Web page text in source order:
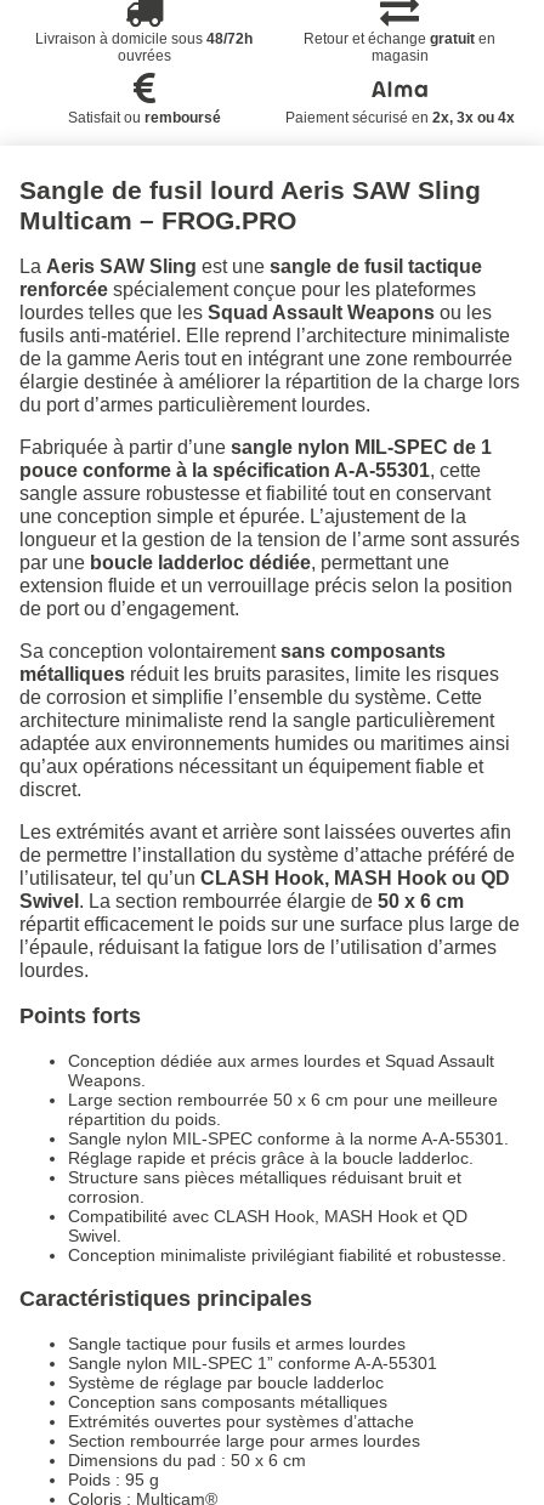
Livraison à domicile sous48/72h
ouvrées
Retour et échangegratuit en
magasin
Satisfait ou remboursé Paiement sécurisé en 2x, 3x ou 4x
Sangle de fusil lourd Aeris SAW Sling
Multicam – FROG.PRO
La Aeris SAW Sling est une sangle de fusil tactique
renforcée spécialement conçue pour les plateformes
lourdes telles que les Squad Assault Weapons ou les
fusils anti-matériel. Elle reprend l’architecture minimaliste
de la gamme Aeris tout en intégrant une zone rembourrée
élargie destinée à améliorer la répartition de la charge lors
du port d’armes particulièrement lourdes.
Fabriquée à partir d’une sangle nylon MIL-SPEC de 1
pouce conforme à la spécification A-A-55301, cette
sangle assure robustesse et fiabilité tout en conservant
une conception simple et épurée. L’ajustement de la
longueur et la gestion de la tension de l’arme sont assurés
par une boucle ladderloc dédiée, permettant une
extension fluide et un verrouillage précis selon la position
de port ou d’engagement.
Sa conception volontairementsans composants
métalliques réduit les bruits parasites, limite les risques
de corrosion et simplifie l’ensemble du système. Cette
architecture minimaliste rend la sangle particulièrement
adaptée aux environnements humides ou maritimes ainsi
qu’aux opérations nécessitant un équipement fiable et
discret.
Les extrémités avant et arrière sont laissées ouvertes afin
de permettre l’installation du système d’attache préféré de
l’utilisateur, tel qu’un CLASH Hook, MASH Hook ou QD
Swivel . La section rembourrée élargie de 50 x 6 cm
répartit efficacement le poids sur une surface plus large de
l’épaule, réduisant la fatigue lors de l’utilisation d’armes
lourdes.
Points forts
Conception dédiée aux armes lourdes et Squad Assault
Weapons.
Large section rembourrée 50 x 6 cm pour une meilleure
répartition du poids.
Sangle nylon MIL-SPEC conforme à la norme A-A-55301.
Réglage rapide et précis grâce à la boucle ladderloc.
Structure sans pièces métalliques réduisant bruit et
corrosion.
Compatibilité avec CLASH Hook, MASH Hook et QD
Swivel.
Conception minimaliste privilégiant fiabilité et robustesse.
Caractéristiques principales
Sangle tactique pour fusils et armes lourdes
Sangle nylon MIL-SPEC 1” conforme A-A-55301
Système de réglage par boucle ladderloc
Conception sans composants métalliques
Extrémités ouvertes pour systèmes d’attache
Section rembourrée large pour armes lourdes
Dimensions du pad : 50 x 6 cm
Poids : 95 g
Coloris : Multicam®